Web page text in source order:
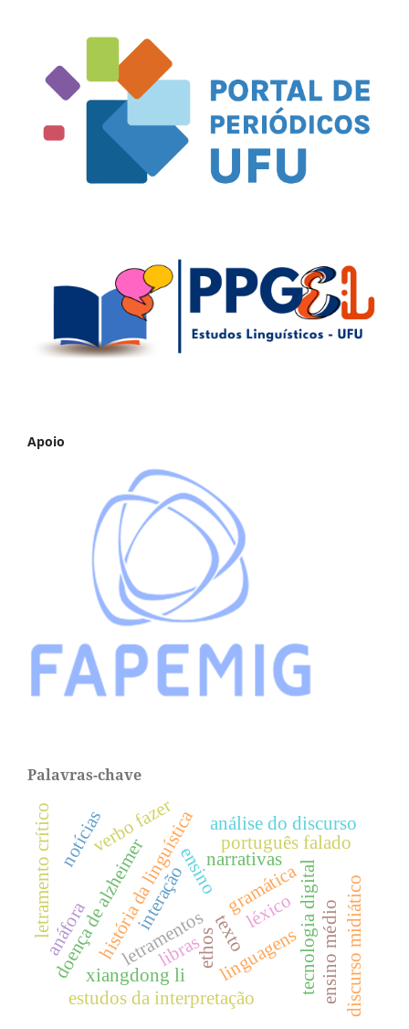
Apoio
Palavras-chave
linguagens
letramentos
ensino tecnologia digital
gramática
história da linguística português falado
texto
xiangdong li
estudos da interpretação
doença de alzheimer narrativas
interação
verbo fazer
anáfora ensino médio
análise do discurso
ethos
léxico
libras
letramento crítico
discurso midiático
notícias